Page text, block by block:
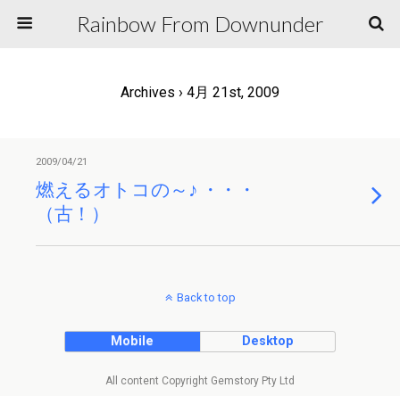
Rainbow From Downunder
Archives › 4月 21st, 2009
2009/04/21
燃えるオトコの～♪ ・・・
（古！）
Back to top
Mobile Desktop
All content Copyright Gemstory Pty Ltd